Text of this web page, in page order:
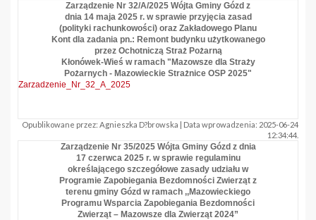
Zarządzenie Nr 32/A/2025 Wójta Gminy Gózd z
dnia 14 maja 2025 r. w sprawie przyjęcia zasad
(polityki rachunkowości) oraz Zakładowego Planu
Kont dla zadania pn.: Remont budynku użytkowanego
przez Ochotniczą Straż Pożarną
Kłonówek-Wieś w ramach "Mazowsze dla Straży
Pożarnych - Mazowieckie Strażnice OSP 2025"
Zarzadzenie_Nr_32_A_2025
Opublikowane przez: Agnieszka D?browska | Data wprowadzenia: 2025-06-24
12:34:44.
Zarządzenie Nr 35/2025 Wójta Gminy Gózd z dnia
17 czerwca 2025 r. w sprawie regulaminu
określającego szczegółowe zasady udziału w
Programie Zapobiegania Bezdomności Zwierząt z
terenu gminy Gózd w ramach ,,Mazowieckiego
Programu Wsparcia Zapobiegania Bezdomności
Zwierząt – Mazowsze dla Zwierząt 2024”